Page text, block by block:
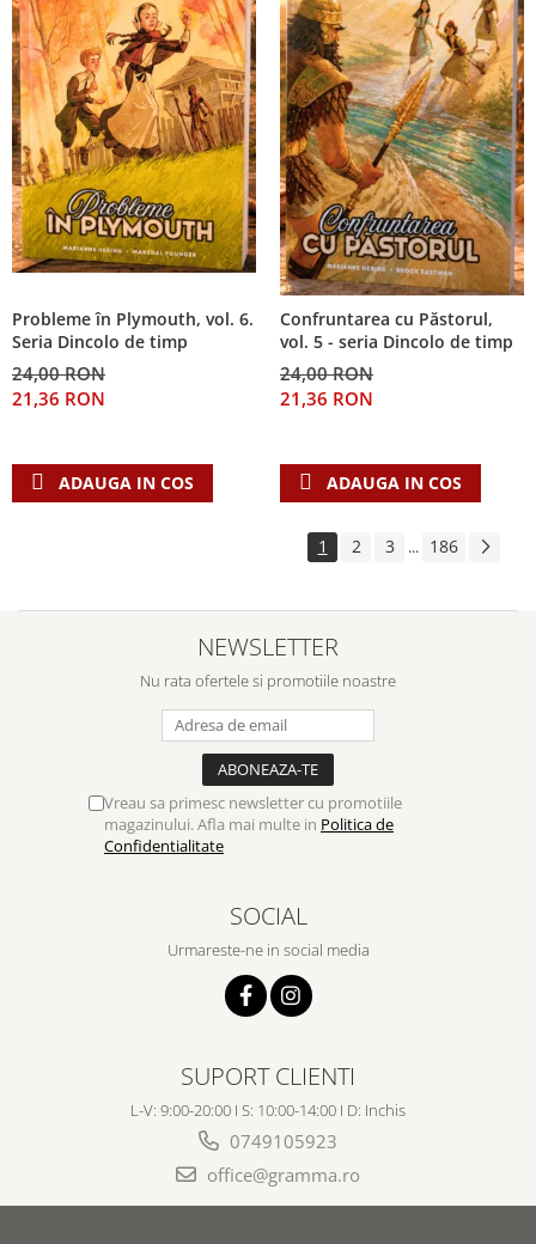
Probleme în Plymouth, vol. 6.
Seria Dincolo de timp
24,00 RON
21,36 RON
ADAUGA IN COS
Confruntarea cu Păstorul,
vol. 5 - seria Dincolo de timp
24,00 RON
21,36 RON
ADAUGA IN COS
1 2 3 ... 186
NEWSLETTER
Nu rata ofertele si promotiile noastre
Vreau sa primesc newsletter cu promotiile
magazinului. Afla mai multe in Politica de
Confidentialitate
SOCIAL
Urmareste-ne in social media
SUPORT CLIENTI
L-V: 9:00-20:00 I S: 10:00-14:00 I D: Inchis
0749105923
office@gramma.ro